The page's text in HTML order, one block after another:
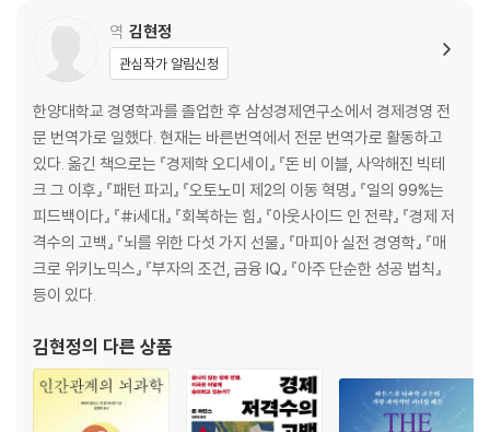
3장: 도시와 경제가 인구를 이동시킨다
국제 이주, 출생 국가를 떠나고 싶게 만드는3 가지 요인
국내 이주, 한 국가 안에서도 인구 이동은 다양한 형태로 나타난다
20년간 20%가 증가한 워싱턴의 인구, 30년간 3배나 증가한 베이징의 인
반면 10년간 1%만 증가한 뭄바이의 인구
해외로 이주하는 동유럽 인구, 이제 남성3 명당 여성은 2명뿐
주변부에서 중심지로 이동하는 일본과 러시아 인구
46곳 중 7곳에서만 인구가 유입된 일본
4장: 인구 감소는 주택 수요에 어떤 영향을 미치고 있는가
인구 감소는 어떤 직접적인 결과를 가져오는가
역 김현정
관심작가 알림신청
한양대학교 경영학과를 졸업한 후 삼성경제연구소에서 경제경영 전
문 번역가로 일했다. 현재는 바른번역에서 전문 번역가로 활동하고
있다. 옮긴 책으로는 『경제학 오디세이』 『돈 비 이블, 사악해진 빅테
크 그 이후』 『패턴 파괴』 『오토노미 제2의 이동 혁명』 『일의 99%는
피드백이다』 『#i세대』 『회복하는 힘』 『아웃사이드 인 전략』 『경제 저
격수의 고백』 『뇌를 위한 다섯 가지 선물』 『마피아 실전 경영학』 『매
크로 위키노믹스』 『부자의 조건, 금융 IQ』 『아주 단순한 성공 법칙』
등이 있다.
김현정의 다른 상품